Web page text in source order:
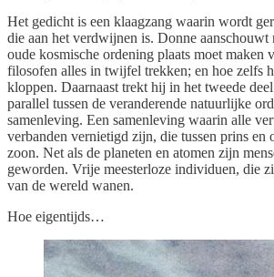
Het gedicht is een klaagzang waarin wordt
die aan het verdwijnen is. Donne aanschouwt
oude kosmische ordening plaats moet maken
filosofen alles in twijfel trekken; en hoe zelfs
kloppen. Daarnaast trekt hij in het tweede
parallel tussen de veranderende natuurlijke
samenleving. Een samenleving waarin alle
verbanden vernietigd zijn, die tussen prins en
zoon. Net als de planeten en atomen zijn
geworden. Vrije meesterloze individuen, die
van de wereld wanen.
Hoe eigentijds…